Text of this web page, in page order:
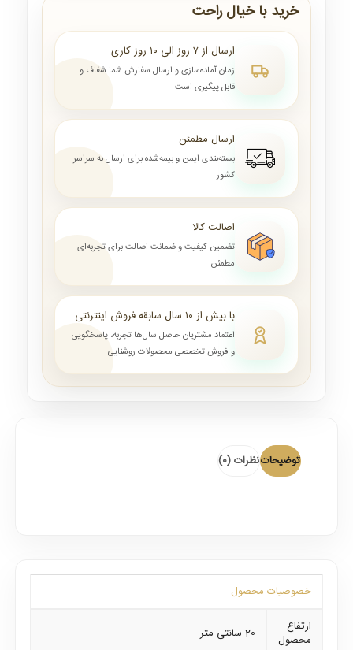
خرید با خیال راحت
ارسال از ۷ روز الی ۱۰ روز کاری
زمان آماده‌سازی و ارسال سفارش شما شفاف و
قابل پیگیری است
ارسال مطمئن
بسته‌بندی ایمن و بیمه‌شده برای ارسال به سراسر
کشور
اصالت کالا
تضمین کیفیت و ضمانت اصالت برای تجربه‌ای
مطمئن
با بیش از ۱۰ سال سابقه فروش اینترنتی
اعتماد مشتریان حاصل سال‌ها تجربه، پاسخگویی
و فروش تخصصی محصولات روشنایی
توضیحاتنظرات (0)
خصوصیات محصول
ارتفاع
محصول
20 سانتی متر